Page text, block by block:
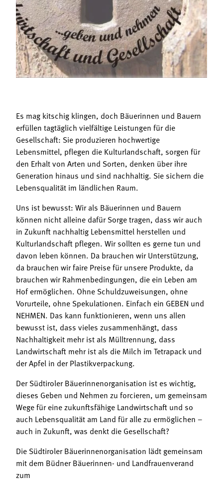
Mitgliedschaft
Landessekretariat
Bäuerliche Buffets
Hofgeschichten
Es mag kitschig klingen, doch Bäuerinnen und Bauern
erfüllen tagtäglich vielfältige Leistungen für die
Gesellschaft: Sie produzieren hochwertige
Lebensmittel, pflegen die Kulturlandschaft, sorgen für
den Erhalt von Arten und Sorten, denken über ihre
Generation hinaus und sind nachhaltig. Sie sichern die
Lebensqualität im ländlichen Raum.
Uns ist bewusst: Wir als Bäuerinnen und Bauern
können nicht alleine dafür Sorge tragen, dass wir auch
in Zukunft nachhaltig Lebensmittel herstellen und
Kulturlandschaft pflegen. Wir sollten es gerne tun und
davon leben können. Da brauchen wir Unterstützung,
da brauchen wir faire Preise für unsere Produkte, da
brauchen wir Rahmenbedingungen, die ein Leben am
Hof ermöglichen. Ohne Schuldzuweisungen, ohne
Vorurteile, ohne Spekulationen. Einfach ein GEBEN und
NEHMEN. Das kann funktionieren, wenn uns allen
bewusst ist, dass vieles zusammenhängt, dass
Nachhaltigkeit mehr ist als Mülltrennung, dass
Landwirtschaft mehr ist als die Milch im Tetrapack und
der Apfel in der Plastikverpackung.
Der Südtiroler Bäuerinnenorganisation ist es wichtig,
dieses Geben und Nehmen zu forcieren, um gemeinsam
Wege für eine zukunftsfähige Landwirtschaft und so
auch Lebensqualität am Land für alle zu ermöglichen –
auch in Zukunft, was denkt die Gesellschaft?
Die Südtiroler Bäuerinnenorganisation lädt gemeinsam
mit dem Büdner Bäuerinnen- und Landfrauenverand
zum